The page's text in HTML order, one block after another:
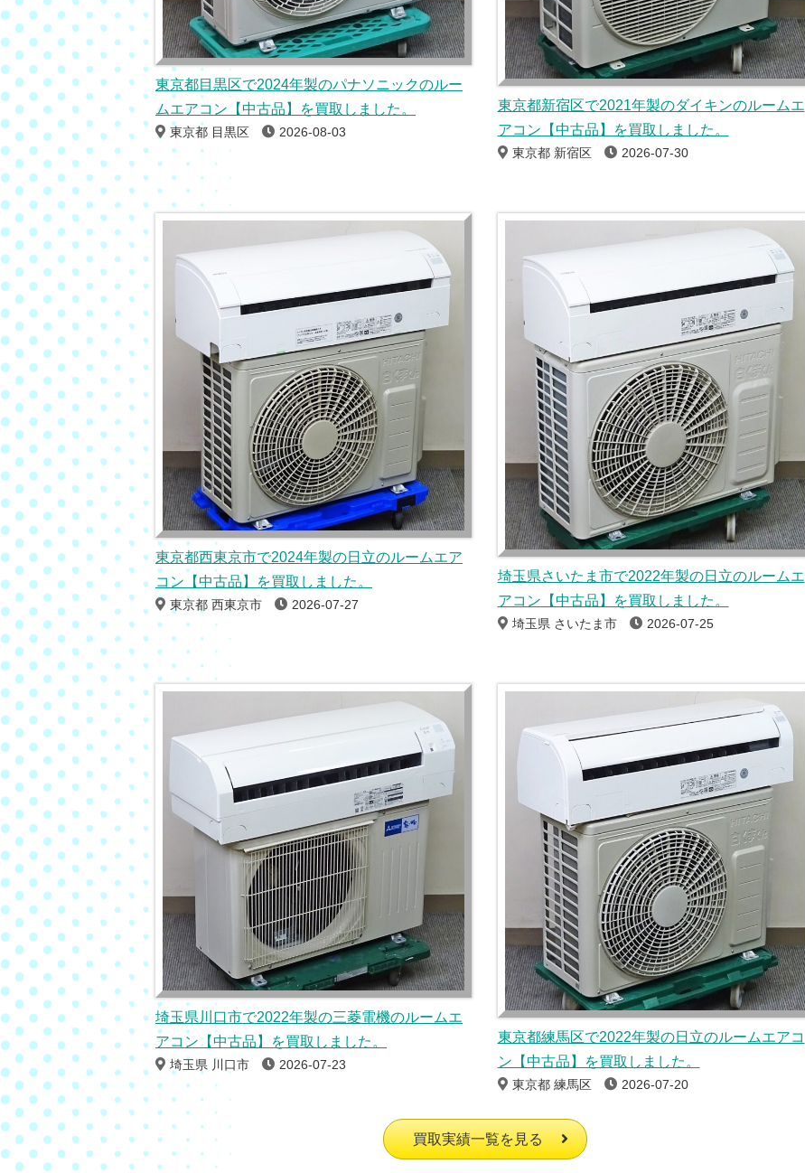
東京都目黒区で2024年製のパナソニックのルー
ムエアコン【中古品】を買取しました。
東京都 目黒区 2026-08-03
東京都新宿区で2021年製のダイキンのルームエ
アコン【中古品】を買取しました。
東京都 新宿区 2026-07-30
東京都西東京市で2024年製の日立のルームエア
コン【中古品】を買取しました。
東京都 西東京市 2026-07-27
埼玉県さいたま市で2022年製の日立のルームエ
アコン【中古品】を買取しました。
埼玉県 さいたま市 2026-07-25
埼玉県川口市で2022年製の三菱電機のルームエ
アコン【中古品】を買取しました。
埼玉県 川口市 2026-07-23
東京都練馬区で2022年製の日立のルームエアコ
ン【中古品】を買取しました。
東京都 練馬区 2026-07-20
買取実績一覧を見る